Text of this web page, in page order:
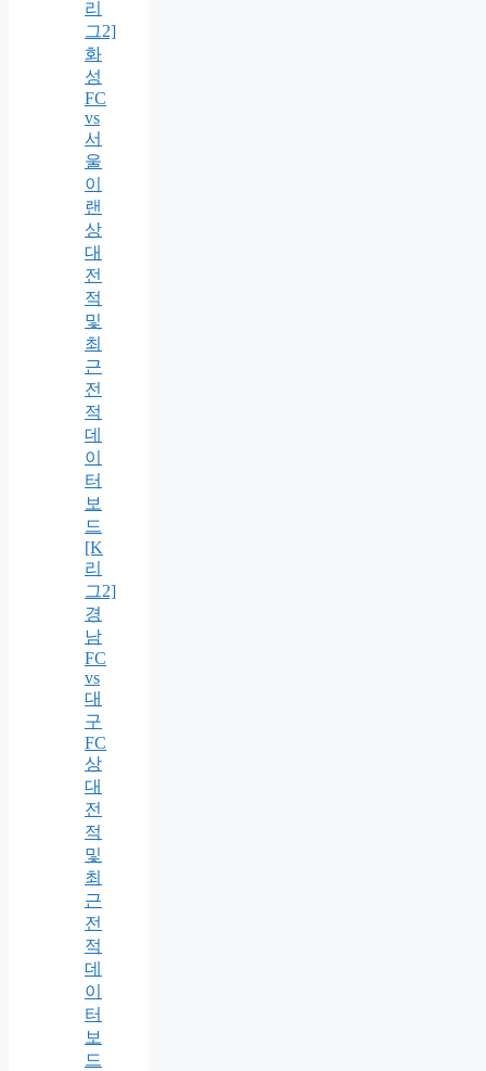
리
그2]
화
성
FC
vs
서
울
이
랜
상
대
전
적
및
최
근
전
적
데
이
터
보
드
[K
리
그2]
경
남
FC
vs
대
구
FC
상
대
전
적
및
최
근
전
적
데
이
터
보
드